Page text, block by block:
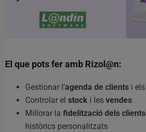
El que pots fer amb Rizol@n:
Gestionar l’agenda de clients i els
Controlar el stock i les vendes
Millorar la fidelització dels clients
històrics personalitzats